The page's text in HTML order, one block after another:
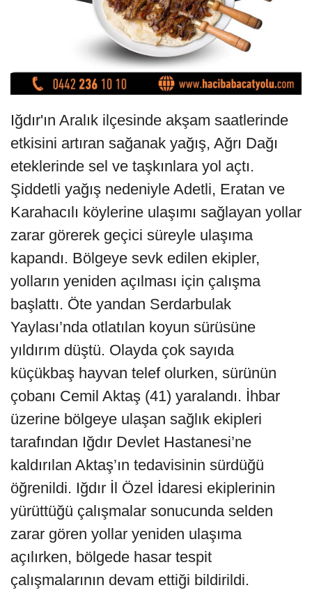
Iğdır'ın Aralık ilçesinde akşam saatlerinde
etkisini artıran sağanak yağış, Ağrı Dağı
eteklerinde sel ve taşkınlara yol açtı.
Şiddetli yağış nedeniyle Adetli, Eratan ve
Karahacılı köylerine ulaşımı sağlayan yollar
zarar görerek geçici süreyle ulaşıma
kapandı. Bölgeye sevk edilen ekipler,
yolların yeniden açılması için çalışma
başlattı. Öte yandan Serdarbulak
Yaylası’nda otlatılan koyun sürüsüne
yıldırım düştü. Olayda çok sayıda
küçükbaş hayvan telef olurken, sürünün
çobanı Cemil Aktaş (41) yaralandı. İhbar
üzerine bölgeye ulaşan sağlık ekipleri
tarafından Iğdır Devlet Hastanesi’ne
kaldırılan Aktaş’ın tedavisinin sürdüğü
öğrenildi. Iğdır İl Özel İdaresi ekiplerinin
yürüttüğü çalışmalar sonucunda selden
zarar gören yollar yeniden ulaşıma
açılırken, bölgede hasar tespit
çalışmalarının devam ettiği bildirildi.